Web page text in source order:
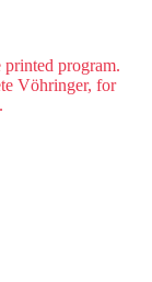
printed program.
Vöhringer, for